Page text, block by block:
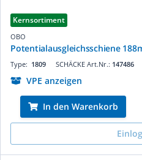
Kernsortiment
OBO
Potentialausgleichsschiene
SCHÄCKE Art.Nr.: 147486
Type: 1809
VPE anzeigen
In den Warenkorb